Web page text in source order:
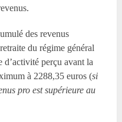
des revenus
du régime général
perçu avant la
à 2288,35 euros (si
pro est supérieure au